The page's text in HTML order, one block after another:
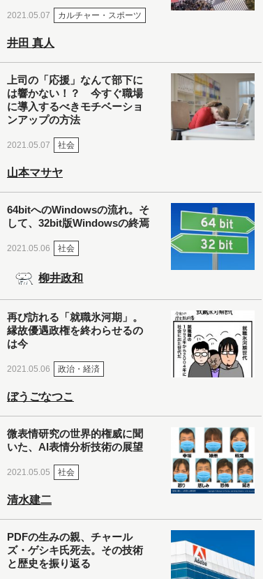
2021.05.07 カルチャー・スポーツ
井田 真人
上司の「応援」なんて部下に
は響かない！？ 今すぐ職場
に導入するべきモチベーショ
ンアップの方法
2021.05.07 社会
山本マサヤ
64bitへのWindowsの流れ。そ
して、32bit版Windowsの終焉
2021.05.06 社会
柳井政和
再び訪れる「就職氷河期」。
縁故優遇政権を終わらせるの
は今
2021.05.06 政治・経済
ぼうごなつこ
微表情研究の世界的権威に聞
いた、AI表情分析技術の展望
2021.05.05 社会
清水建二
PDFの生みの親、チャール
ズ・ゲシキ氏死去。その技術
と歴史を振り返る